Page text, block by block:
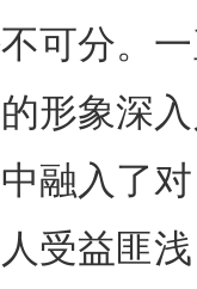
可分。
形象深
融入了
受益匪